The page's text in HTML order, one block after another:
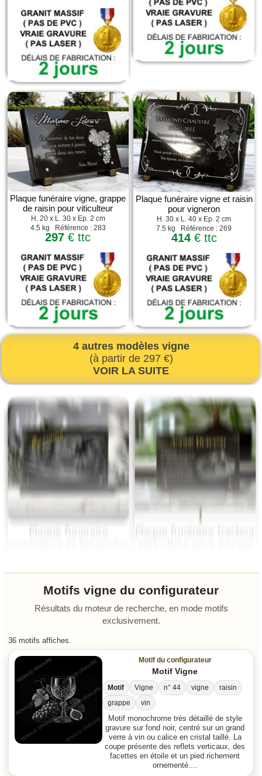
Plaque funéraire vigne, grappe
de raisin pour viticulteur
H. 20 x L. 30 x Ep. 2 cm
4.5 kg Référence : 283
297 € ttc
Plaque funéraire vigne et raisin
pour vigneron
H. 30 x L. 40 x Ep. 2 cm
7.5 kg Référence : 269
414€ ttc
4 autres modèles vigne
(à partir de 297 €)
VOIR LA SUITE
Motifs vigne du configurateur
Résultats du moteur de recherche, en mode motifs
exclusivement.
36 motifs affiches.
Motif du configurateur
Motif Vigne
Motif Vigne n° 44 vigne
raisin
grappe
vin
Motif monochrome très détaillé de style
gravure sur fond noir, centré sur un grand
verre à vin ou calice en cristal taillé. La
coupe présente des reflets verticaux, des
facettes en étoile et un pied richement
ornementé....